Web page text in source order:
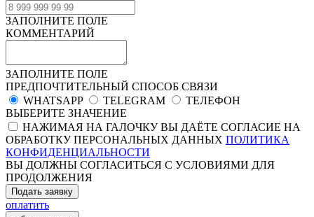
ЗАПОЛНИТЕ ПОЛЕ
КОММЕНТАРИЙ
ЗАПОЛНИТЕ ПОЛЕ
ПРЕДПОЧТИТЕЛЬНЫЙ СПОСОБ СВЯЗИ
WHATSAPP
TELEGRAM
ТЕЛЕФОН
ВЫБЕРИТЕ ЗНАЧЕНИЕ
НАЖИМАЯ НА ГАЛОЧКУ ВЫ ДАЁТЕ СОГЛАСИЕ НА
ОБРАБОТКУ ПЕРСОНАЛЬНЫХ ДАННЫХ ПОЛИТИКА
КОНФИДЕНЦИАЛЬНОСТИ
ВЫ ДОЛЖНЫ СОГЛАСИТЬСЯ С УСЛОВИЯМИ ДЛЯ
ПРОДОЛЖЕНИЯ
Подать заявку
оплатить